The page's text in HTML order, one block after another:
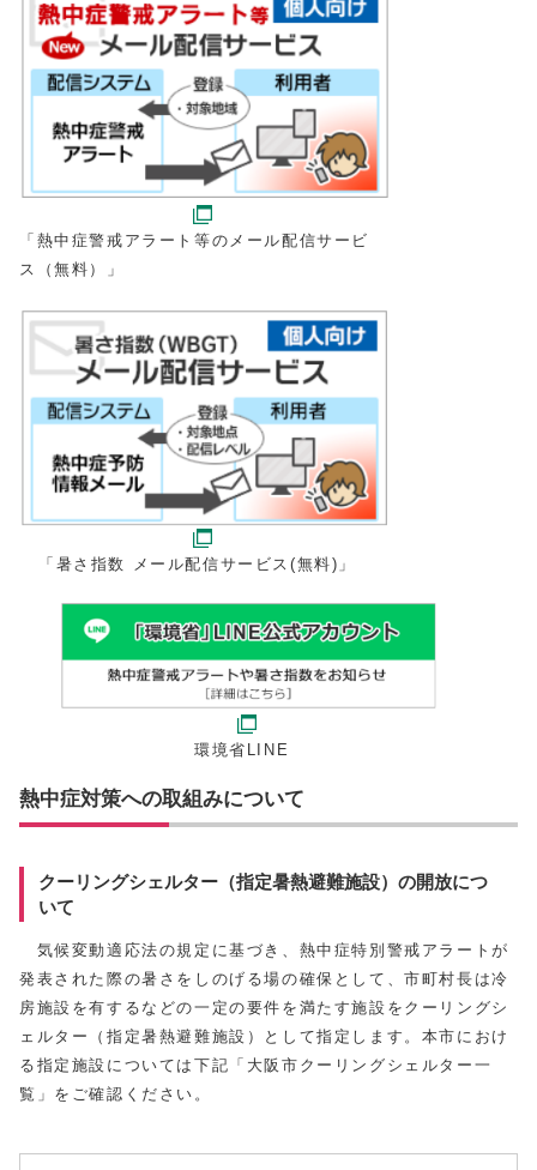
「熱中症警戒アラート等のメール配信サービ
ス（無料）」
「暑さ指数 メール配信サービス(無料)」
環境省LINE
熱中症対策への取組みについて
クーリングシェルター（指定暑熱避難施設）の開放につ
いて
気候変動適応法の規定に基づき、熱中症特別警戒アラートが
発表された際の暑さをしのげる場の確保として、市町村長は冷
房施設を有するなどの一定の要件を満たす施設をクーリングシ
ェルター（指定暑熱避難施設）として指定します。本市におけ
る指定施設については下記「大阪市クーリングシェルター一
覧」をご確認ください。